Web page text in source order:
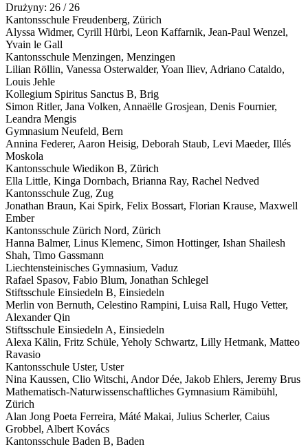
Drużyny: 26 / 26
Kantonsschule Freudenberg, Zürich
Alyssa Widmer, Cyrill Hürbi, Leon Kaffarnik, Jean-Paul Wenzel,
Yvain le Gall
Kantonsschule Menzingen, Menzingen
Lilian Röllin, Vanessa Osterwalder, Yoan Iliev, Adriano Cataldo,
Louis Jehle
Kollegium Spiritus Sanctus B, Brig
Simon Ritler, Jana Volken, Annaëlle Grosjean, Denis Fournier,
Leandra Mengis
Gymnasium Neufeld, Bern
Annina Federer, Aaron Heisig, Deborah Staub, Levi Maeder, Illés
Moskola
Kantonsschule Wiedikon B, Zürich
Ella Little, Kinga Dornbach, Brianna Ray, Rachel Nedved
Kantonsschule Zug, Zug
Jonathan Braun, Kai Spirk, Felix Bossart, Florian Krause, Maxwell
Ember
Kantonsschule Zürich Nord, Zürich
Hanna Balmer, Linus Klemenc, Simon Hottinger, Ishan Shailesh
Shah, Timo Gassmann
Liechtensteinisches Gymnasium, Vaduz
Rafael Spasov, Fabio Blum, Jonathan Schlegel
Stiftsschule Einsiedeln B, Einsiedeln
Merlin von Bernuth, Celestino Rampini, Luisa Rall, Hugo Vetter,
Alexander Qin
Stiftsschule Einsiedeln A, Einsiedeln
Alexa Kälin, Fritz Schüle, Yeholy Schwartz, Lilly Hetmank, Matteo
Ravasio
Kantonsschule Uster, Uster
Nina Kaussen, Clio Witschi, Andor Dée, Jakob Ehlers, Jeremy Brus
Mathematisch-Naturwissenschaftliches Gymnasium Rämibühl,
Zürich
Alan Jong Poeta Ferreira, Máté Makai, Julius Scherler, Caius
Grobbel, Albert Kovács
Kantonsschule Baden B, Baden